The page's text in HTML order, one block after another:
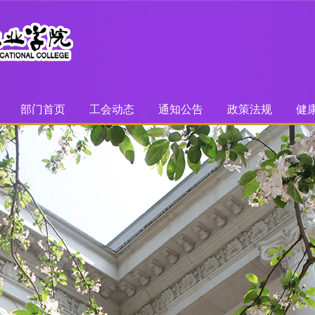
部门首页 工会动态 通知公告 政策法规 健